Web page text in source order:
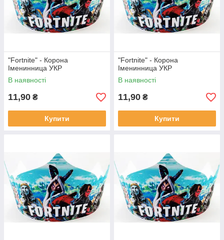
"Fortnite" - Корона
Іменинница УКР
В наявності
11,90 ₴
Купити
"Fortnite" - Корона
Іменинница УКР
В наявності
11,90 ₴
Купити